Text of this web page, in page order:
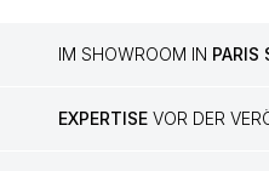
IM SHOWROOM IN PARIS
EXPERTISE VOR DER